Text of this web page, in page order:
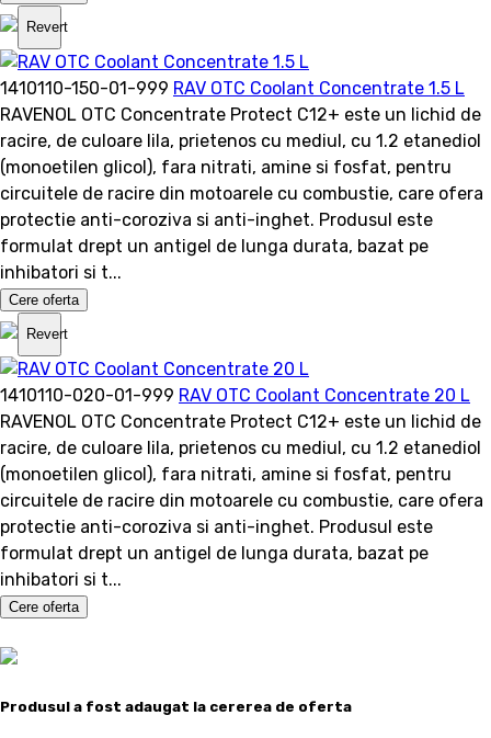
Revert
1410110-150-01-999 RAV OTC Coolant Concentrate 1.5 L
RAVENOL OTC Concentrate Protect C12+ este un lichid de
racire, de culoare lila, prietenos cu mediul, cu 1.2 etanediol
(monoetilen glicol), fara nitrati, amine si fosfat, pentru
circuitele de racire din motoarele cu combustie, care ofera
protectie anti-coroziva si anti-inghet. Produsul este
formulat drept un antigel de lunga durata, bazat pe
inhibatori si t...
Cere oferta
Revert
1410110-020-01-999 RAV OTC Coolant Concentrate 20 L
RAVENOL OTC Concentrate Protect C12+ este un lichid de
racire, de culoare lila, prietenos cu mediul, cu 1.2 etanediol
(monoetilen glicol), fara nitrati, amine si fosfat, pentru
circuitele de racire din motoarele cu combustie, care ofera
protectie anti-coroziva si anti-inghet. Produsul este
formulat drept un antigel de lunga durata, bazat pe
inhibatori si t...
Cere oferta
Produsul a fost adaugat la cererea de oferta